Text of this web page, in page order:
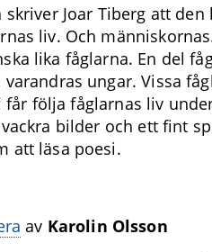
Joar Tiberg att den
liv. Och
lika fåglarna. En del
ungar. Vissa
får följa fåglarnas liv
bilder och ett fint
att läsa poesi.
av Karolin Olsson